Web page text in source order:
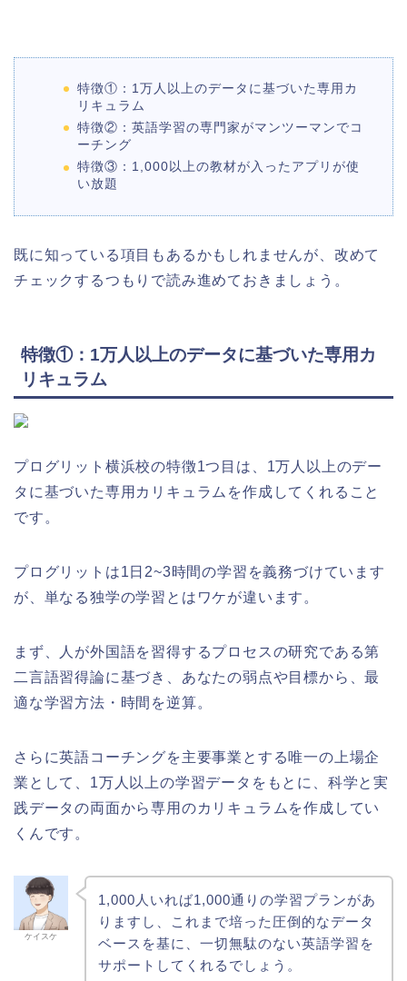
特徴①：1万人以上のデータに基づいた専用カ
リキュラム
特徴②：英語学習の専門家がマンツーマンでコ
ーチング
特徴③：1,000以上の教材が入ったアプリが使
い放題
既に知っている項目もあるかもしれませんが、改めて
チェックするつもりで読み進めておきましょう。
特徴①：1万人以上のデータに基づいた専用カ
リキュラム
プログリット横浜校の特徴1つ目は、1万人以上のデー
タに基づいた専用カリキュラムを作成してくれること
です。
プログリットは1日2~3時間の学習を義務づけています
が、単なる独学の学習とはワケが違います。
まず、人が外国語を習得するプロセスの研究である第
二言語習得論に基づき、あなたの弱点や目標から、最
適な学習方法・時間を逆算。
さらに英語コーチングを主要事業とする唯一の上場企
業として、1万人以上の学習データをもとに、科学と実
践データの両面から専用のカリキュラムを作成してい
くんです。
ケイスケ
1,000人いれば1,000通りの学習プランがあ
りますし、これまで培った圧倒的なデータ
ベースを基に、一切無駄のない英語学習を
サポートしてくれるでしょう。